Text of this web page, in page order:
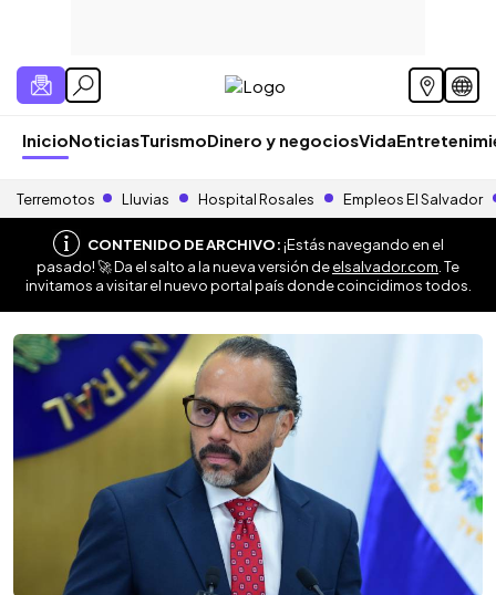
InicioNoticiasTurismoDinero y negociosVida
Terremotos Lluvias Hospital Rosales Empleos El Salvador
CONTENIDO DE ARCHIVO:¡Estás navegando en el
pasado! 🚀 Da el salto a la nueva versión deelsalvador.com . Te
invitamos a visitar el nuevo portal país donde coincidimos todos.